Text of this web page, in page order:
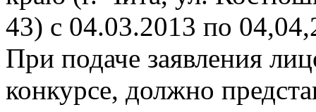
43) с 04.03.2013 по
При подаче заявления
конкурсе, должно